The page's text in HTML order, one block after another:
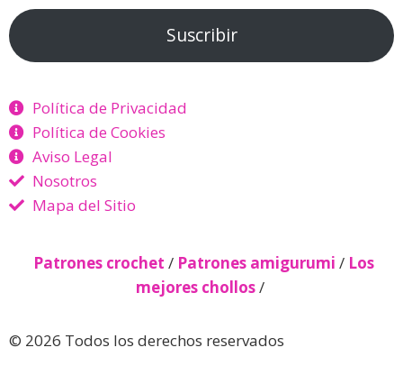
Suscribir
Política de Privacidad
Política de Cookies
Aviso Legal
Nosotros
Mapa del Sitio
Patrones crochet / Patrones amigurumi / Los
mejores chollos/
© 2026 Todos los derechos reservados